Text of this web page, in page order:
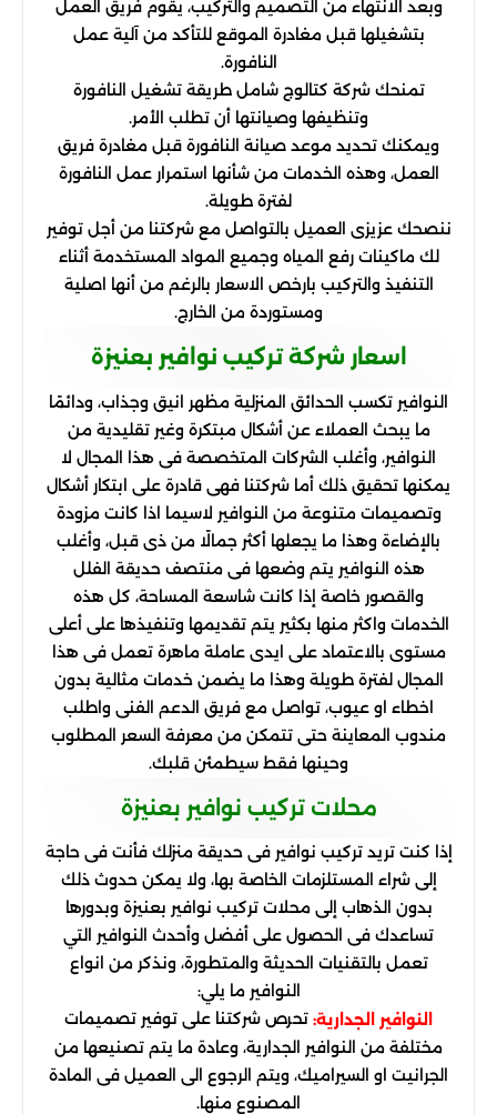
وبعد الانتهاء من التصميم والتركيب، يقوم فريق العمل
بتشغيلها قبل مغادرة الموقع للتأكد من آلية عمل
النافورة.
تمنحك شركة كتالوج شامل طريقة تشغيل النافورة
وتنظيفها وصيانتها أن تطلب الأمر.
ويمكنك تحديد موعد صيانة النافورة قبل مغادرة فريق
العمل، وهذه الخدمات من شأنها استمرار عمل النافورة
لفترة طويلة.
ننصحك عزيزى العميل بالتواصل مع شركتنا من أجل توفير
لك ماكينات رفع المياه وجميع المواد المستخدمة أثناء
التنفيذ والتركيب بارخص الاسعار بالرغم من أنها اصلية
ومستوردة من الخارج.
اسعار شركة تركيب نوافير بعنيزة
النوافير تكسب الحدائق المنزلية مظهر انيق وجذاب، ودائمًا
ما يبحث العملاء عن أشكال مبتكرة وغير تقليدية من
النوافير، وأغلب الشركات المتخصصة فى هذا المجال لا
يمكنها تحقيق ذلك أما شركتنا فهى قادرة على ابتكار أشكال
وتصميمات متنوعة من النوافير لاسيما اذا كانت مزودة
بالإضاءة وهذا ما يجعلها أكثر جمالًا من ذى قبل، وأغلب
هذه النوافير يتم وضعها فى منتصف حديقة الفلل
والقصور خاصة إذا كانت شاسعة المساحة، كل هذه
الخدمات واكثر منها بكثير يتم تقديمها وتنفيذها على أعلى
مستوى بالاعتماد على ايدى عاملة ماهرة تعمل فى هذا
المجال لفترة طويلة وهذا ما يضمن خدمات مثالية بدون
اخطاء او عيوب، تواصل مع فريق الدعم الفنى واطلب
مندوب المعاينة حتى تتمكن من معرفة السعر المطلوب
وحينها فقط سيطمئن قلبك.
محلات تركيب نوافير بعنيزة
إذا كنت تريد تركيب نوافير فى حديقة منزلك فأنت فى حاجة
إلى شراء المستلزمات الخاصة بها، ولا يمكن حدوث ذلك
بدون الذهاب إلى محلات تركيب نوافير بعنيزة وبدورها
تساعدك فى الحصول على أفضل وأحدث النوافير التي
تعمل بالتقنيات الحديثة والمتطورة، ونذكر من انواع
النوافير ما يلي:
النوافير الجدارية: تحرص شركتنا على توفير تصميمات
مختلفة من النوافير الجدارية، وعادة ما يتم تصنيعها من
الجرانيت او السيراميك، ويتم الرجوع الى العميل فى المادة
المصنوع منها.